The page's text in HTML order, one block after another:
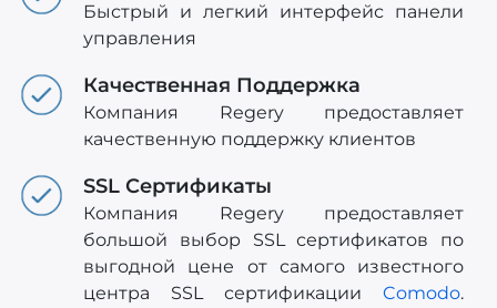
Быстрый и легкий интерфейс панели
управления
Качественная Поддержка
Компания Regery предоставляет
качественную поддержку клиентов
SSL Сертификаты
Компания Regery предоставляет
большой выбор SSL сертификатов по
выгодной цене от самого известного
центра SSL сертификации Comodo.